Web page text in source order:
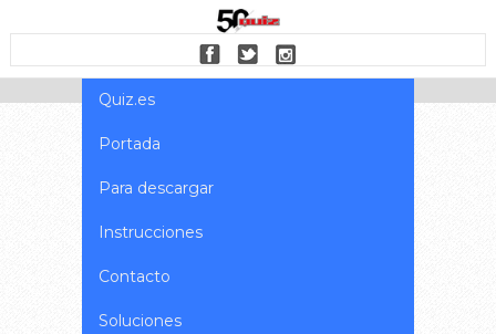
Quiz.es
Portada
Para descargar
Instrucciones
Contacto
Soluciones